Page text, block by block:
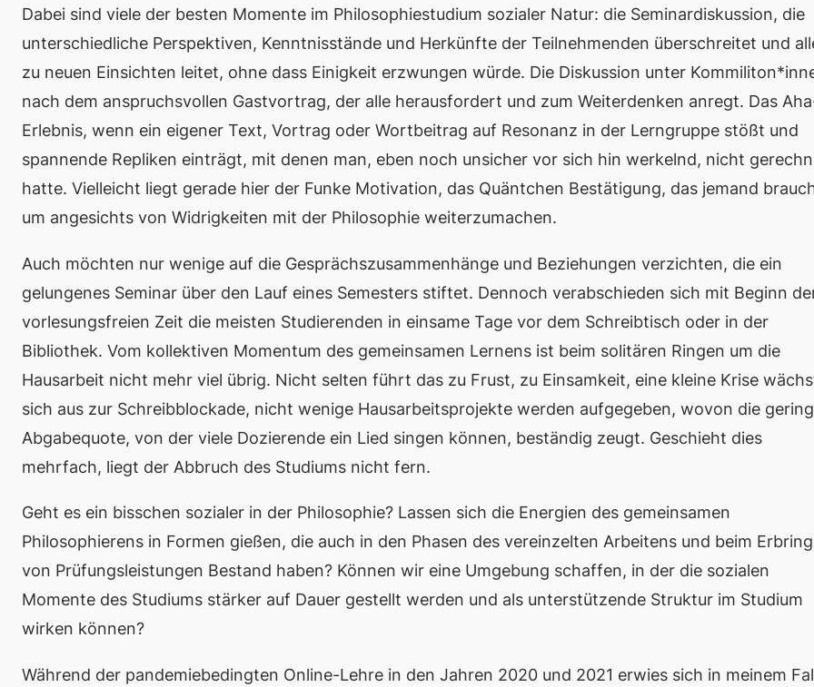
Dabei sind viele der besten Momente im Philosophiestudium sozialer Natur: die Seminardiskussion, die
unterschiedliche Perspektiven, Kenntnisstände und Herkünfte der Teilnehmenden überschreitet und
zu neuen Einsichten leitet, ohne dass Einigkeit erzwungen würde. Die Diskussion unter
nach dem anspruchsvollen Gastvortrag, der alle herausfordert und zum Weiterdenken anregt. Das
Erlebnis, wenn ein eigener Text, Vortrag oder Wortbeitrag auf Resonanz in der Lerngruppe stößt und
spannende Repliken einträgt, mit denen man, eben noch unsicher vor sich hin werkelnd, nicht
hatte. Vielleicht liegt gerade hier der Funke Motivation, das Quäntchen Bestätigung, das jemand
um angesichts von Widrigkeiten mit der Philosophie weiterzumachen.
Auch möchten nur wenige auf die Gesprächszusammenhänge und Beziehungen verzichten, die ein
gelungenes Seminar über den Lauf eines Semesters stiftet. Dennoch verabschieden sich mit Beginn
vorlesungsfreien Zeit die meisten Studierenden in einsame Tage vor dem Schreibtisch oder in der
Bibliothek. Vom kollektiven Momentum des gemeinsamen Lernens ist beim solitären Ringen um die
Hausarbeit nicht mehr viel übrig. Nicht selten führt das zu Frust, zu Einsamkeit, eine kleine Krise
sich aus zur Schreibblockade, nicht wenige Hausarbeitsprojekte werden aufgegeben, wovon die
Abgabequote, von der viele Dozierende ein Lied singen können, beständig zeugt. Geschieht dies
mehrfach, liegt der Abbruch des Studiums nicht fern.
Geht es ein bisschen sozialer in der Philosophie? Lassen sich die Energien des gemeinsamen
Philosophierens in Formen gießen, die auch in den Phasen des vereinzelten Arbeitens und beim
von Prüfungsleistungen Bestand haben? Können wir eine Umgebung schaffen, in der die sozialen
Momente des Studiums stärker auf Dauer gestellt werden und als unterstützende Struktur im Studium
wirken können?
Während der pandemiebedingten Online-Lehre in den Jahren 2020 und 2021 erwies sich in meinem